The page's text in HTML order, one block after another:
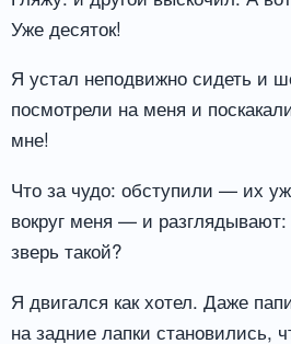
Уже десяток!
Я устал неподвижно сидеть и
посмотрели на меня и
мне!
Что за чудо: обступили — их
вокруг меня — и
зверь такой?
Я двигался как хотел. Даже
на задние лапки становились,